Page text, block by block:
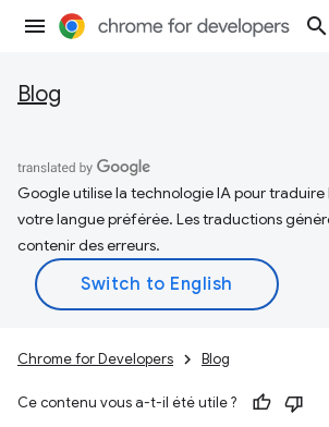
Blog
Google utilise la technologie IA pour
votre langue préférée. Les traductions
contenir des erreurs.
Chrome for Developers Blog
Ce contenu vous a-t-il été utile ?